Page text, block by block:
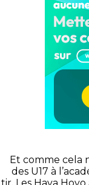
Et comme cela
des U17 à